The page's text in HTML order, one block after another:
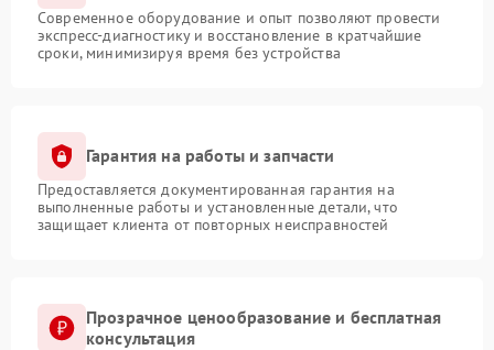
Современное оборудование и опыт позволяют провести
экспресс-диагностику и восстановление в кратчайшие
сроки, минимизируя время без устройства
Гарантия на работы и запчасти
Предоставляется документированная гарантия на
выполненные работы и установленные детали, что
защищает клиента от повторных неисправностей
Прозрачное ценообразование и бесплатная
консультация